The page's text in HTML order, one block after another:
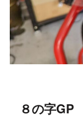
８の字GP